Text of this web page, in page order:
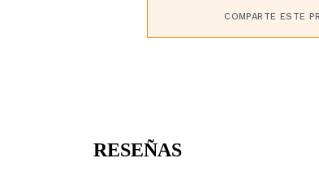
COMPARTE ESTE
RESEÑAS